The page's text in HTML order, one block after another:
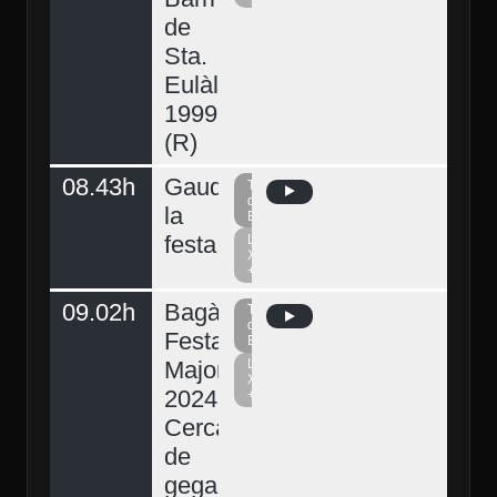
de
Sta.
Eulàlia
1999
(R)
08.43h
Gaudeix
la
festa
Televisió
del
Berguedà
La
Xarxa
+
09.02h
Bagà,
Festa
Major
2024.
Cercavila
de
gegants
Televisió
del
Berguedà
La
Xarxa
+